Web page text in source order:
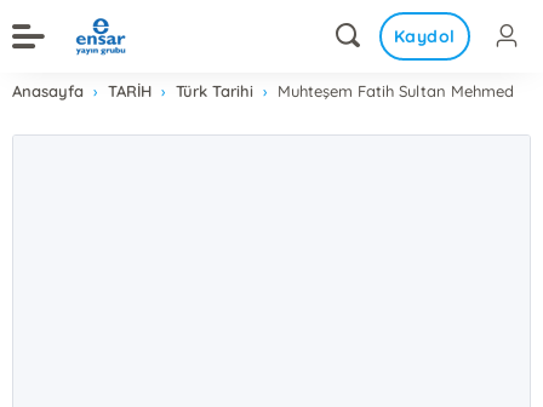
Kaydol
Anasayfa TARİH Türk Tarihi Muhteşem Fatih Sultan Mehmed